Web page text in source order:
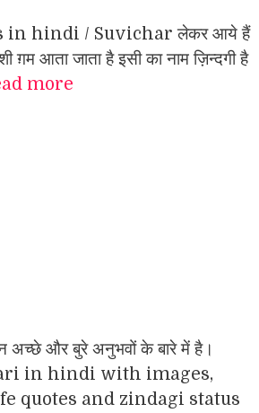
in hindi / Suvichar लेकर आये हैं
ग़म आता जाता है इसी का नाम ज़िन्दगी है
more
और बुरे अनुभवों के बारे में है।
in hindi with images,
quotes and zindagi status